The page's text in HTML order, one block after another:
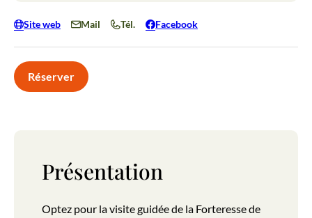
Présentation
Optez pour la visite guidée de la Forteresse de
Site web Mail Tél. Facebook
Réserver